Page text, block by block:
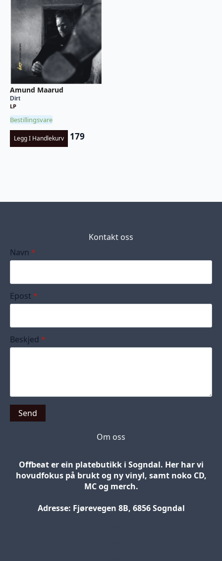
Amund Maarud
Dirt
LP
Bestillingsvare
Legg I Handlekurv 179
Kontakt oss
Navn *
Epost *
Beskjed *
Send
Om oss
Offbeat er ein platebutikk i Sogndal. Her har vi
hovudfokus på brukt og ny vinyl, samt noko CD,
MC og merch.
Adresse: Fjørevegen 8B, 6856 Sogndal